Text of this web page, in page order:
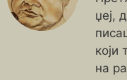
џеј,
који
на